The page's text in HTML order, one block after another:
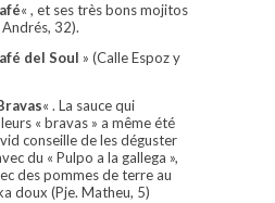
« , et ses très bons mojitos
32).
del Soul » (Calle Espoz y
« . La sauce qui
« bravas » a même été
conseille de les déguster
du « Pulpo a la gallega »,
des pommes de terre au
doux (Pje. Matheu, 5)